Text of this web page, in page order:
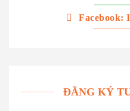
Facebook:
ĐĂNG KÝ